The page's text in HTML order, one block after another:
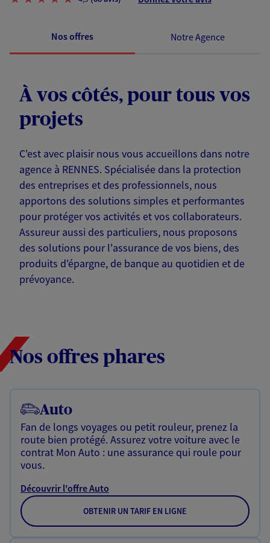
Nos offres Notre Agence
À vos côtés, pour tous vos
projets
C'est avec plaisir nous vous accueillons dans notre
agence à RENNES. Spécialisée dans la protection
des entreprises et des professionnels, nous
apportons des solutions simples et performantes
pour protéger vos activités et vos collaborateurs.
Assureur aussi des particuliers, nous proposons
des solutions pour l'assurance de vos biens, des
produits d'épargne, de banque au quotidien et de
prévoyance.
Nos offres phares
Auto
Fan de longs voyages ou petit rouleur, prenez la
route bien protégé. Assurez votre voiture avec le
contrat Mon Auto : une assurance qui roule pour
vous.
Découvrir l'offre Auto
OBTENIR UN TARIF EN LIGNE